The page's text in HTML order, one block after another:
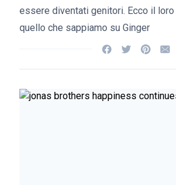
essere diventati genitori. Ecco il loro
quello che sappiamo su Ginger